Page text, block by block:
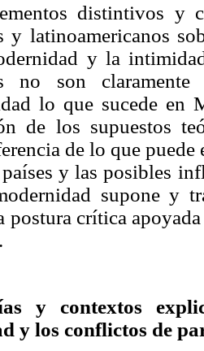
distintivos y
y latinoamericanos
y la
no son
lo que sucede en
de los supuestos
de lo que
y las posibles
supone y
postura crítica
y contextos
y los conflictos de